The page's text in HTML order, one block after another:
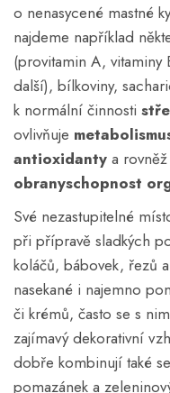
o nenasycené mastné
najdeme například
(provitamin A,
další), bílkoviny,
k normální činnosti
ovlivňuje
antioxidanty a
obranyschopnost
Své nezastupitelné
při přípravě sladkých
koláčů, bábovek, řezů
nasekané i najemno
či krémů, často se s
zajímavý dekorativní
dobře kombinují také
pomazánek a